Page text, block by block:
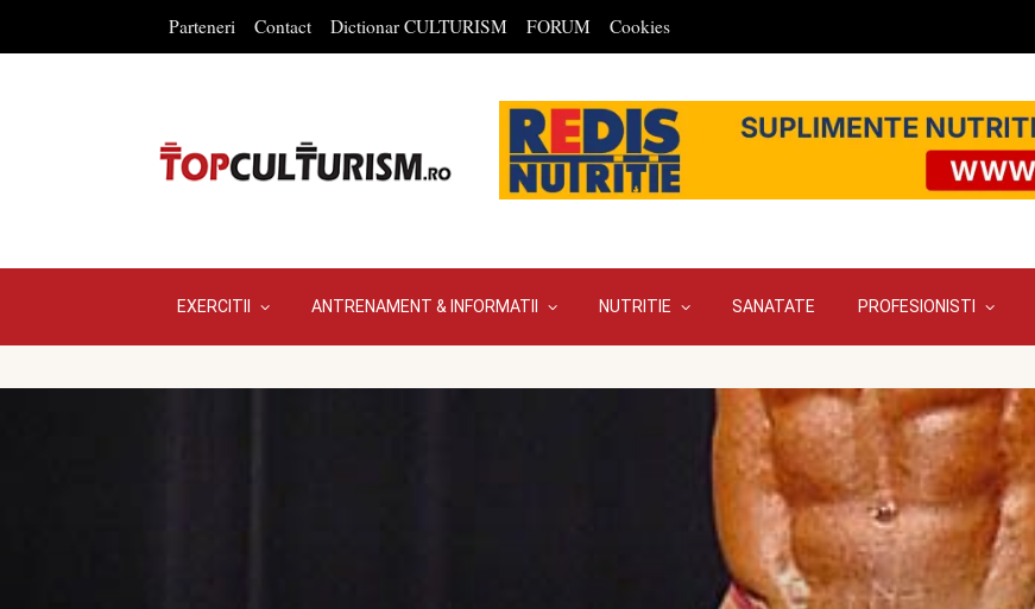
Parteneri Contact Dictionar CULTURISM FORUM Cookies
EXERCITII ANTRENAMENT & INFORMATII NUTRITIE SANATATE PROFESIONISTI